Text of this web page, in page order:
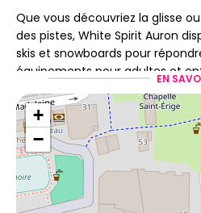
Que vous découvriez la glisse
des pistes, White Spirit Auron
skis et snowboards pour
équipements pour adultes et
convient.
Chaque ski et snowboard est
entretenu et révisé
accompagner en toute
Le magasin propose
marques comme Armada,
EN
+
−